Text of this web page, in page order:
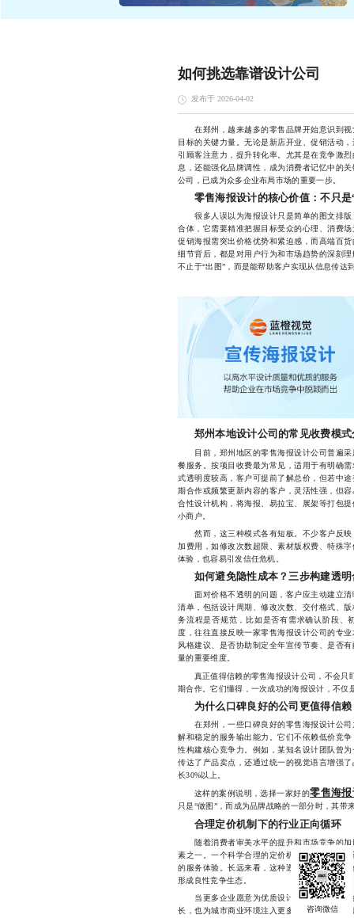
如何挑选靠谱设计公司
发布于 2026-04-02
在郑州，越来越多的零售品牌开始意识到视
目标的关键力量。无论是新店开业、促销活动
引顾客注意力，提升转化率。尤其是在竞争激
息，还能强化品牌调性，成为消费者记忆中的
公司，已成为众多企业布局市场的重要一步。
零售海报设计的核心价值：不只
很多人误以为海报设计只是简单的图文排版
合体，它需要精准把握目标受众的心理、消费
促销海报需突出价格优势和紧迫感，而高端百
细节背后，都是对用户行为和市场趋势的深刻
不止于“出图”，而是能帮助客户实现从信息传达
郑州本地设计公司的常见收费模式
目前，郑州地区的零售海报设计公司普遍采
餐服务。按项目收费最为常见，适用于有明确
式透明度较高，客户可提前了解总价，但若中
期合作或频繁更新内容的客户，灵活性强，但
合性设计机构，将海报、易拉宝、展架等打包
小商户。
然而，这三种模式各有短板。不少客户反映
加费用，如修改次数超限、素材版权费、特殊
体验，也容易引发信任危机。
如何避免隐性成本？三步构建透
面对价格不透明的问题，客户应主动建立清
清单，包括设计周期、修改次数、交付格式、
务流程是否规范，比如是否有需求确认阶段、
度，往往直接反映一家零售海报设计公司的专
风格建议、是否协助制定全年宣传节奏、是否
量的重要维度。
真正值得信赖的零售海报设计公司，不会只
期合作。它们懂得，一次成功的海报设计，不仅
为什么口碑良好的公司更值得信赖
在郑州，一些口碑良好的零售海报设计公司
解和稳定的服务输出能力。它们不依赖低价竞
性构建核心竞争力。例如，某知名设计团队曾
传达了产品卖点，还通过统一的视觉语言增强
长30%以上。
这样的案例说明，选择一家好的零售海
只是“做图”，而成为品牌战略的一部分时，其带
合理定价机制下的行业正向循环
随着消费者审美水平的提升和市场竞争的加
素之一。一个科学合理的定价机制，不仅能保
的服务体验。长远来看，这种透明、规范、有
形成良性竞争生态。
当更多企业愿意为优质设计买单，整个市场
长，也为城市商业环境注入更多活力。从这个